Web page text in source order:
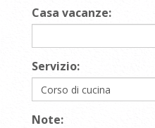
Casa vacanze:
Servizio:
Note: